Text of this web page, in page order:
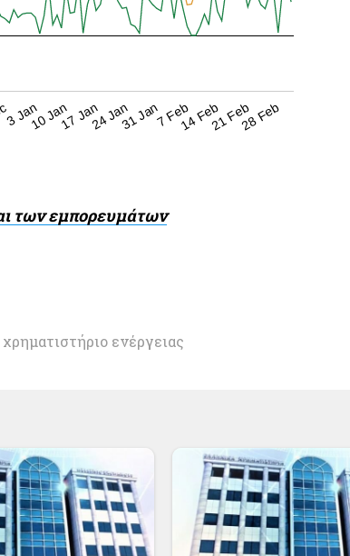
3 Jan10 Jan17 Jan24 Jan31 Jan7 Feb14 Feb21 Feb28 Feb
των εμπορευμάτων
χρηματιστήριο ενέργειας